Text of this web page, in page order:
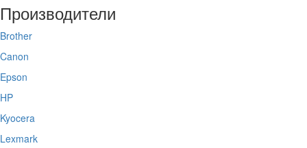
Производители
Brother
Canon
Epson
HP
Kyocera
Lexmark